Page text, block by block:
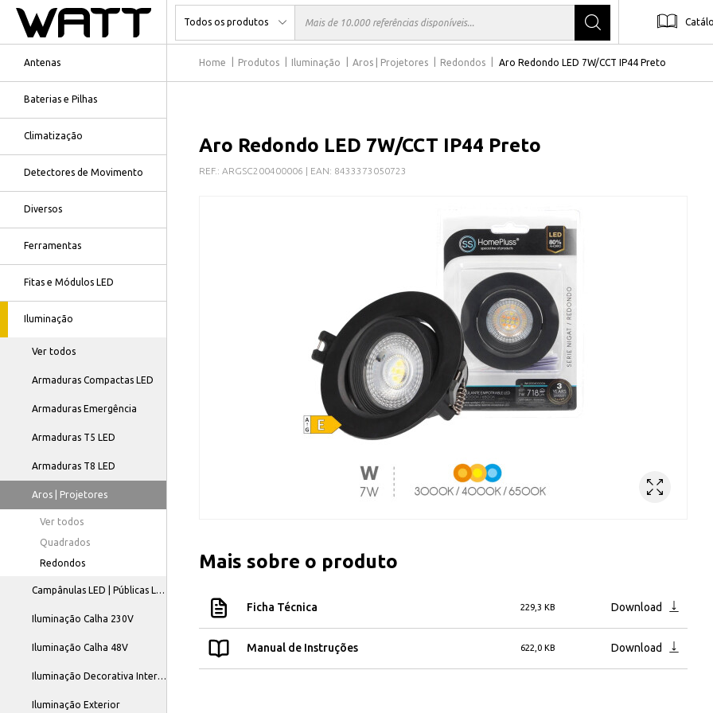
Antenas
Baterias e Pilhas
Climatização
Detectores de Movimento
Diversos
Ferramentas
Fitas e Módulos LED
Iluminação
Ver todos
Armaduras Compactas LED
Armaduras Emergência
Armaduras T5 LED
Armaduras T8 LED
Aros | Projetores
Ver todos
Quadrados
Redondos
Campânulas LED | Públicas LED
Iluminação Calha 230V
Iluminação Calha 48V
Iluminação Decorativa Interior
Iluminação Exterior
Home Produtos Iluminação Aros | Projetores Redondos Aro Redondo LED 7W/CCT IP44 Preto
Aro Redondo LED 7W/CCT IP44 Preto
REF.: ARGSC200400006 | EAN: 8433373050723
Mais sobre o produto
Ficha Técnica 229,3 KB Download
Manual de Instruções 622,0 KB Download